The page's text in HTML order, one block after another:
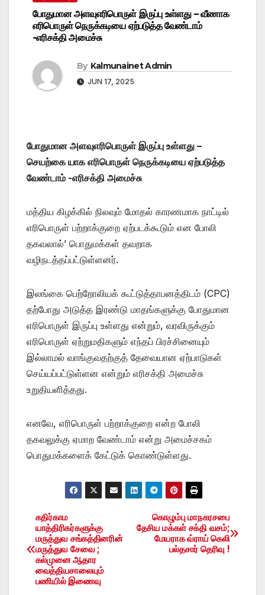
போதுமான அளவுஎரிபொருள் இருப்பு உள்ளது – வீணாக
எரிபொருள் நெருக்கடியை ஏற்படுத்த வேண்டாம்
-எரிசக்தி அமைச்சு
By Kalmunainet Admin
JUN 17, 2025
போதுமான அளவுஎரிபொருள் இருப்பு உள்ளது –
செயற்கை யாக எரிபொருள் நெருக்கடியை ஏற்படுத்த
வேண்டாம் -எரிசக்தி அமைச்சு
மத்திய கிழக்கில் நிலவும் மோதல் காரணமாக நாட்டில்
எரிபொருள் பற்றாக்குறை ஏற்படக்கூடும் என போலி
தகவலால்’ பொதுமக்கள் தவறாக
வழிநடத்தப்பட்டுள்ளனர்.
இலங்கை பெற்றோலியக் கூட்டுத்தாபனத்திடம் (CPC)
தற்போது அடுத்த இரண்டு மாதங்களுக்கு போதுமான
எரிபொருள் இருப்பு உள்ளது என்றும், வரவிருக்கும்
எரிபொருள் ஏற்றுமதிகளும் எந்தப் பிரச்சினையும்
இல்லாமல் வாங்குவதற்குத் தேவையான ஏற்பாடுகள்
செய்யப்பட்டுள்ளன என்றும் எரிசக்தி அமைச்சு
உறுதியளித்தது.
எனவே, எரிபொருள் பற்றாக்குறை என்ற போலி
தகவலுக்கு ஏமாற வேண்டாம் என்று அமைச்சகம்
பொதுமக்களைக் கேட்டுக் கொண்டுள்ளது.
Post
navigation
கொழும்பு மாநகரசபை
தேசிய மக்கள் சக்தி வசம்;
மேயராக வ்ராய் கெலி
பல்தசார் தெரிவு !
கதிர்காம
யாத்திரிகர்களுக்கு
மருத்துவ சங்கத்தினரின்
மருத்துவ சேவை ;
கல்முனை ஆதார
வைத்தியசாலையும்
பணியில் இணைவு